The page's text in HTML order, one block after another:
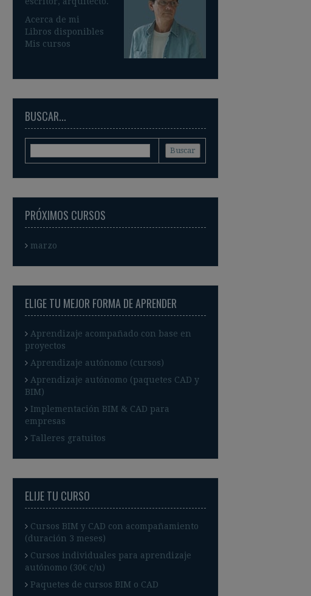
Acerca de mi
Libros disponibles
Mis cursos
BUSCAR...
PRÓXIMOS CURSOS
marzo
ELIGE TU MEJOR FORMA DE APRENDER
Aprendizaje acompañado con base en
proyectos
Aprendizaje autónomo (cursos)
Aprendizaje autónomo (paquetes CAD y
BIM)
Implementación BIM & CAD para
empresas
Talleres gratuitos
ELIJE TU CURSO
Cursos BIM y CAD con acompañamiento
(duración 3 meses)
Cursos individuales para aprendizaje
autónomo (30€ c/u)
Paquetes de cursos BIM o CAD